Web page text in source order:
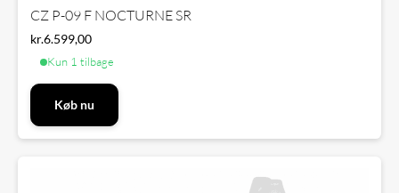
CZ P-09 F NOCTURNE SR
kr.6.599,00
Kun 1 tilbage
Køb nu